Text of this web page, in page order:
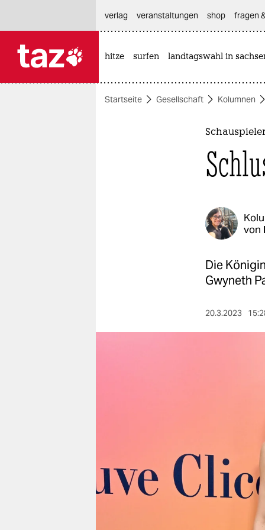
themen
unterstützen
abo
verlag
veranstaltungen shop fragen
hitze surfen landtagswahl in
Startseite Gesellschaft Kolumnen
von
Die
Gwyneth
20.3.2023